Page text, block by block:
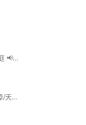
歡迎大家加入我們鍵盤確診集團大家庭 📢本群提供各類情感問題提問及解惑 我們會不定時舉辦活動以及live talk🎤 也提供多種不同功能聊天室供大家聊天 本群沒有同溫層也沒有雙標的情形發生 ⚠️固定每週一早上清理未依照規定更改名字的群友名單⚠️ ⚠️可私下交換聯絡方式（必須雙方同意並且告知管理員）⚠️ ⚠️嚴禁出現任何騷擾行為⚠️ 一旦有騷擾行為發生即送您出去透風 歡迎大家一起加入共同聊天吧～ #星座情感討論#沒有同溫層#放鬆聊天
暗戀天秤/天秤家眷/被天秤搞到快瘋掉/天秤本人